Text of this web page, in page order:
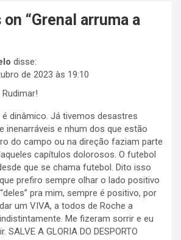
“Grenal arruma a
disse:
de 2023 às 19:10
dinâmico. Já tivemos desastres
inenarráveis e nhum dos que estão
do campo ou na direção faziam parte
capítulos dolorosos. O futebol
que se chama futebol. Dito isso
prefiro sempre olhar o lado positivo
pra mim, sempre é positivo, por
um VIVA, a todos de Roche a
Me fizeram sorrir e eu
SALVE A GLORIA DO DESPORTO